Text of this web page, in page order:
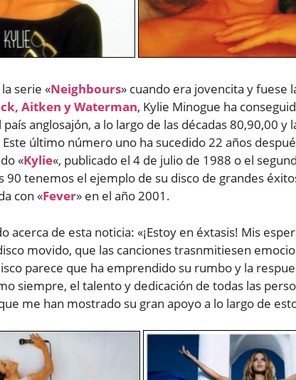
serie «Neighbours» cuando era jovencita y fuese
Aitken y Waterman, Kylie Minogue ha
anglosajón, a lo largo de las décadas 80,90,00 y
último número uno ha sucedido 22 años
«Kylie«, publicado el 4 de julio de 1988 o el
90 tenemos el ejemplo de su disco de grandes
con «Fever» en el año 2001.
acerca de esta noticia: «¡Estoy en éxtasis! Mis
movido, que las canciones trasnmitiesen
parece que ha emprendido su rumbo y la
siempre, el talento y dedicación de todas las
me han mostrado su gran apoyo a lo largo de